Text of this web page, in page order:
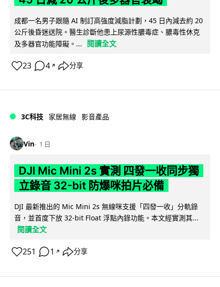
成都一名男子跟隨 AI 制訂高強度減脂計劃，45 日內減去約 20
公斤後昏迷送院。醫生診斷他患上尿源性膿毒症、膿毒性休克
及多器官功能障礙。...
閱讀全文
23 4 ↗ 分享
3C科技 家居無線 影音產品
Vin 1 日
DJI Mic Mini 2s 實測 四發一收同步獨
立錄音 32-bit 防爆咪拍片必備
DJI 最新推出的 Mic Mini 2s 無線咪支援「四發一收」分軌錄
音，並首度下放 32-bit Float 浮點內錄功能。本文經實測其...
閱讀全文
251 1 ↗ 分享